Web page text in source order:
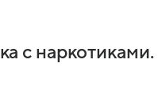
с наркотиками.